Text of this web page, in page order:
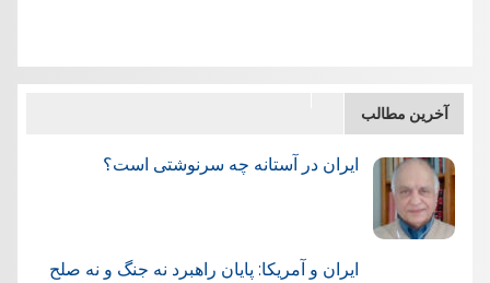
آخرین مطالب
ایران در آستانه چه سرنوشتی است؟
ایران و آمریکا: پایان راهبرد نه جنگ و نه صلح